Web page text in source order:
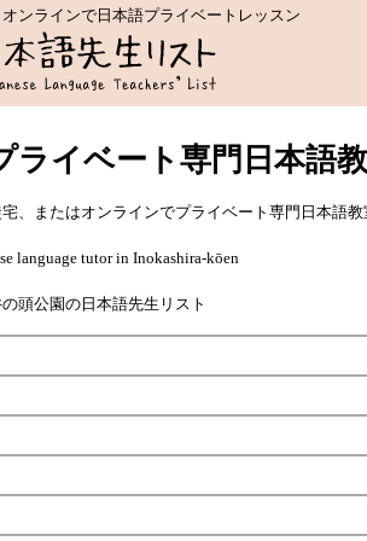
ンラインで日本語プライベートレッスン
ライベート専門日本語
、またはオンラインでプライベート専門日本語教
language tutor in Inokashira-kōen
頭公園の日本語先生リスト